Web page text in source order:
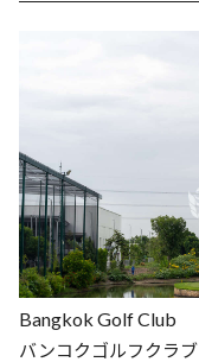
Bangkok Golf Club
バンコクゴルフクラブ